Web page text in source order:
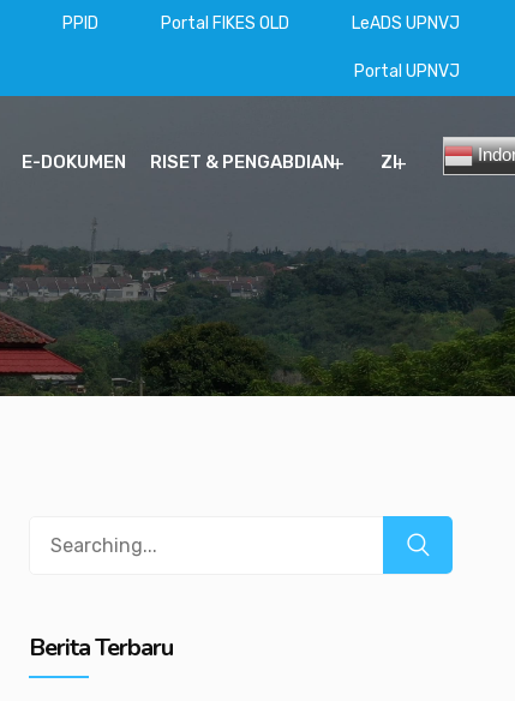
PPID Portal FIKES OLD LeADS UPNVJ
Portal UPNVJ
E-DOKUMEN RISET & PENGABDIAN ZI
Berita Terbaru